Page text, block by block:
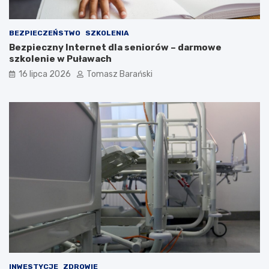
c
iBEZPIECZEŃSTWO SZKOLENIA
Bezpieczny Internet dla seniorów – darmowe
szkolenie w Puławach
16 lipca 2026 Tomasz Barański
INWESTYCJE ZDROWIE